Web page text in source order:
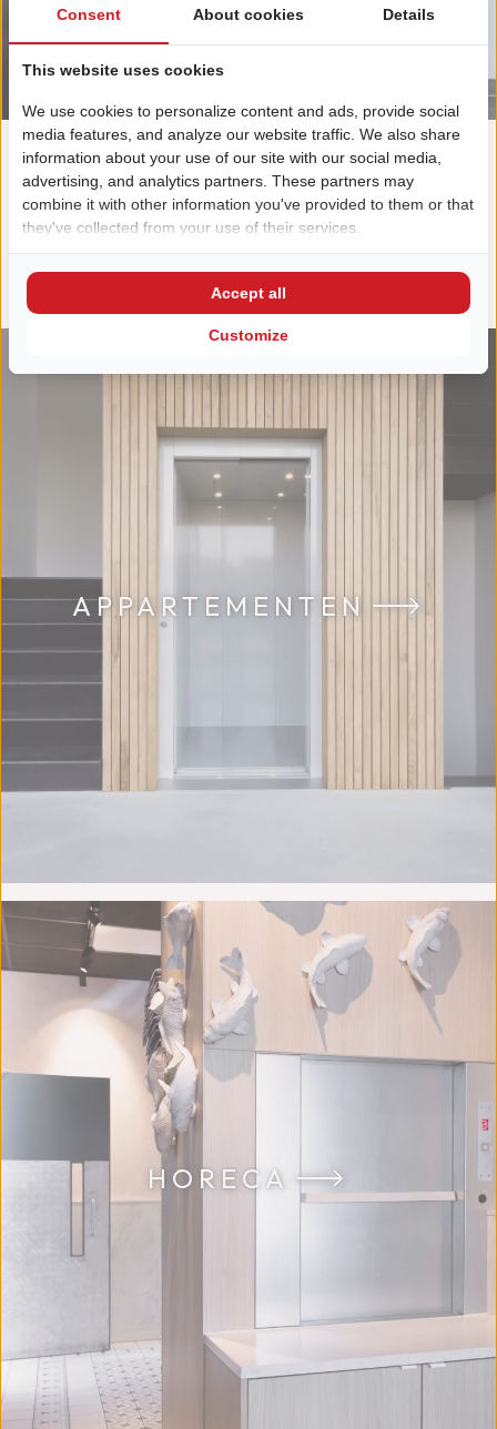
BEKIJK MEER PROJECTEN
APPARTEMENTEN
HORECA
Consent About cookies Details
This website uses cookies
We use cookies to personalize content and ads, provide social
media features, and analyze our website traffic. We also share
information about your use of our site with our social media,
advertising, and analytics partners. These partners may
combine it with other information you've provided to them or that
they've collected from your use of their services.
Customize
Accept all